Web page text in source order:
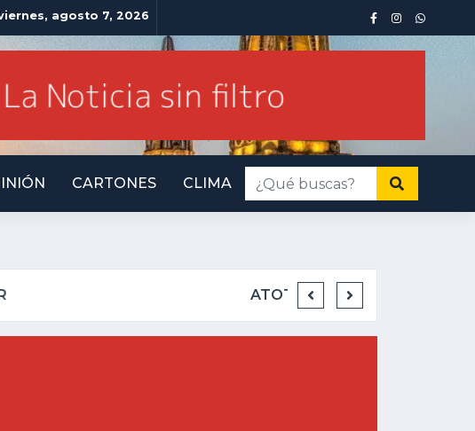
agosto 7, 2026
CARTONES CLIMA
INMINENTE